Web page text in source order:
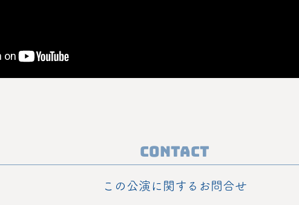
Contact
この公演に関するお問合せ